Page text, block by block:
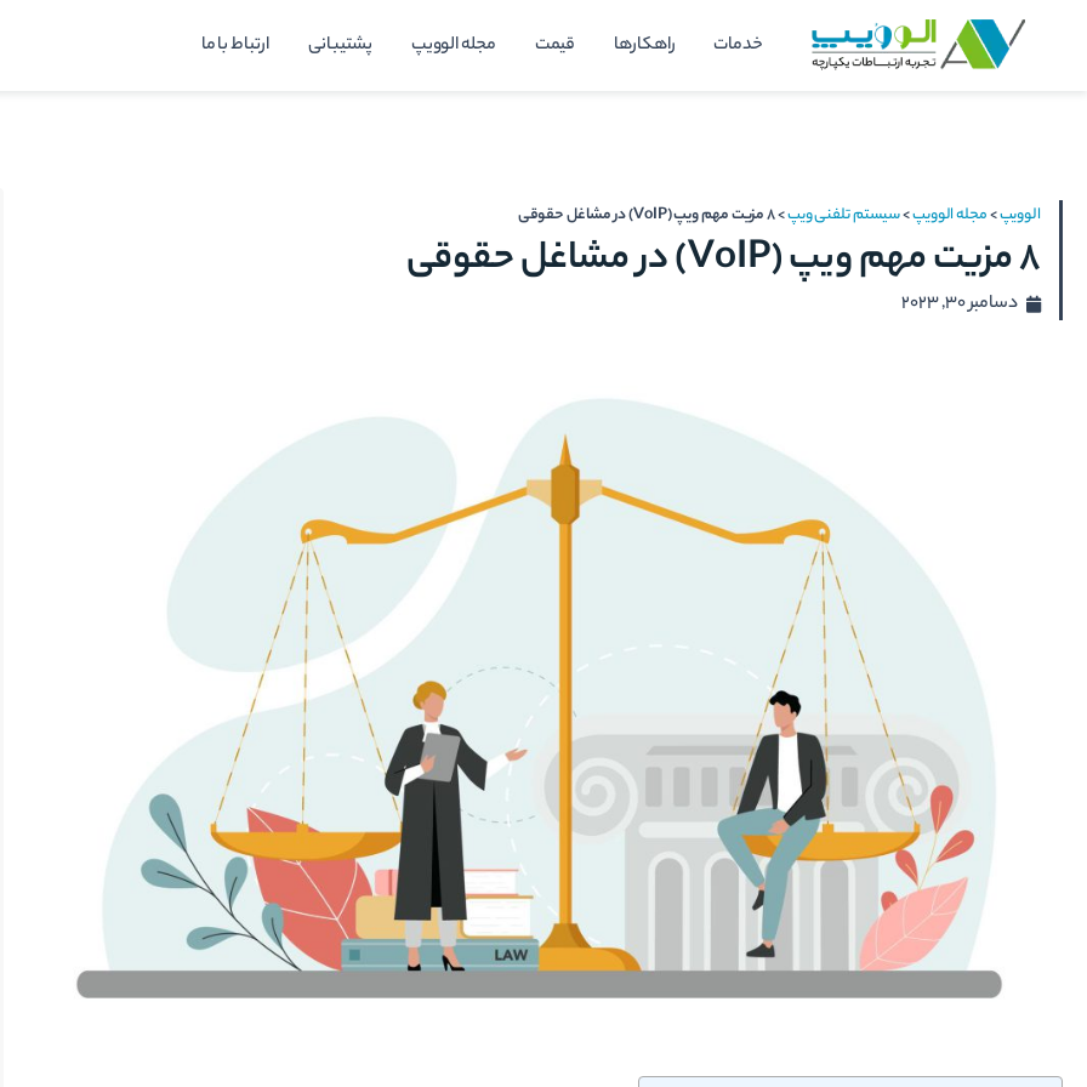
خدمات راهکارها قیمت مجله الوویپ پشتیبانی ارتباط با ما
الوویپ>مجله الوویپ>سیستم تلفنی ویپ>8 مزیت مهم ویپ (VoIP) در مشاغل حقوقی
8 مزیت مهم ویپ (VoIP) در مشاغل حقوقی
دسامبر 30, 2023